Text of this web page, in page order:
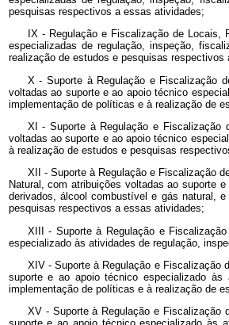
pesquisas respectivos a essas atividades;
IX - Regulação e Fiscalização de
especializadas de regulação, inspeção,
realização de estudos e pesquisas respectivos
X - Suporte à Regulação e Fiscalização
voltadas ao suporte e ao apoio técnico
implementação de políticas e à realização de
XI - Suporte à Regulação e Fiscalização
voltadas ao suporte e ao apoio técnico
à realização de estudos e pesquisas
XII - Suporte à Regulação e Fiscalização
Natural, com atribuições voltadas ao suporte
derivados, álcool combustível e gás natural,
pesquisas respectivos a essas atividades;
XIII - Suporte à Regulação e
especializado às atividades de regulação,
XIV - Suporte à Regulação e Fiscalização
suporte e ao apoio técnico especializado
implementação de políticas e à realização de
XV - Suporte à Regulação e Fiscalização